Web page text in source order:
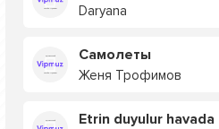
Daryana
Самолеты
Женя Трофимов
Etrin duyulur havada